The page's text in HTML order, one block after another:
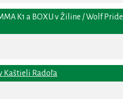
K1 a BOXU v Žiline / Wolf Pride
Kaštieli Radoľa